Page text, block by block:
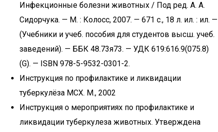
Инфекционные болезни животных / Под ред. А. А.
Сидорчука. — М. : Колосс, 2007. — 671 с., 18 л. ил. : ил. —
(Учебники и учеб. пособия для студентов высш. учеб.
заведений). — ББК 48.73я73. — УДК 619:616.9(075.8)
(G). — ISBN 978-5-9532-0301-2.
Инструкция по профилактике и ликвидации
туберкулёза МСХ. М., 2002
Инструкция о мероприятиях по профилактике и
ликвидации туберкулеза животных. Утверждена